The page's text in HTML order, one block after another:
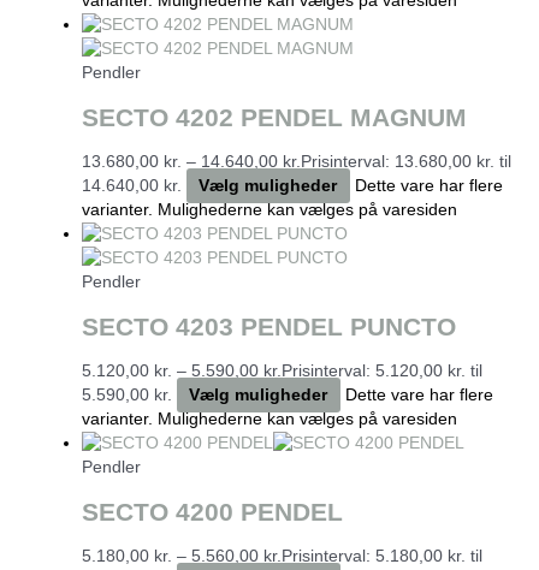
Pendler
SECTO 4202 PENDEL MAGNUM
13.680,00 kr. – 14.640,00 kr. Prisinterval: 13.680,00 kr. til
14.640,00 kr.
Vælg muligheder
Dette vare har flere
varianter. Mulighederne kan vælges på varesiden
Pendler
SECTO 4203 PENDEL PUNCTO
5.120,00 kr. – 5.590,00 kr. Prisinterval: 5.120,00 kr. til
5.590,00 kr.
Vælg muligheder
Dette vare har flere
varianter. Mulighederne kan vælges på varesiden
Pendler
SECTO 4200 PENDEL
5.180,00 kr. – 5.560,00 kr. Prisinterval: 5.180,00 kr. til